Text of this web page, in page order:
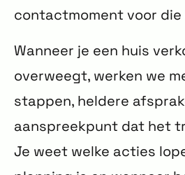
contactmoment voor
Wanneer je een huis
overweegt, werken we
stappen, heldere
aanspreekpunt dat het
Je weet welke acties